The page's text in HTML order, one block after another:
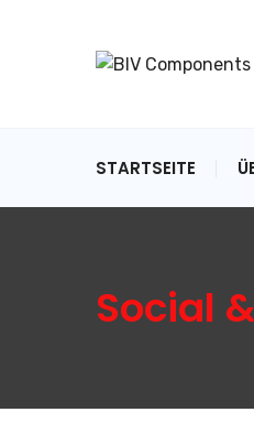
STARTSEITE
Social